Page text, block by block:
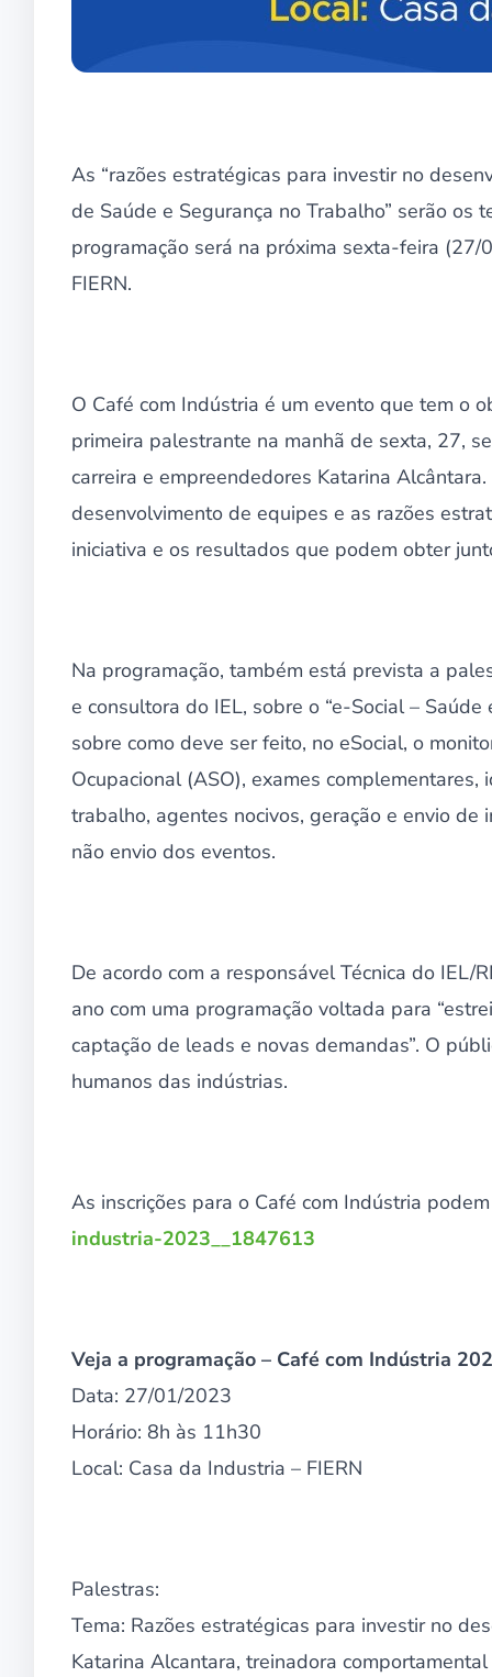
As “razões estratégicas para investir no
de Saúde e Segurança no Trabalho” serão
programação será na próxima sexta-feira
FIERN.
O Café com Indústria é um evento que tem o
primeira palestrante na manhã de sexta, 27,
carreira e empreendedores Katarina
desenvolvimento de equipes e as razões
iniciativa e os resultados que podem obter
Na programação, também está prevista a
e consultora do IEL, sobre o “e-Social –
sobre como deve ser feito, no eSocial, o
Ocupacional (ASO), exames
trabalho, agentes nocivos, geração e envio
não envio dos eventos.
De acordo com a responsável Técnica do IEL/
ano com uma programação voltada para
captação de leads e novas demandas”. O
humanos das indústrias.
As inscrições para o Café com Indústria
industria-2023__1847613
Veja a programação – Café com Indústria
Data: 27/01/2023
Horário: 8h às 11h30
Local: Casa da Industria – FIERN
Palestras:
Tema: Razões estratégicas para investir no
Katarina Alcantara, treinadora